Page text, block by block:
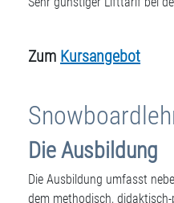
Zum Kursangebot
Die Ausbildung
Die Ausbildung umfasst
dem methodisch,